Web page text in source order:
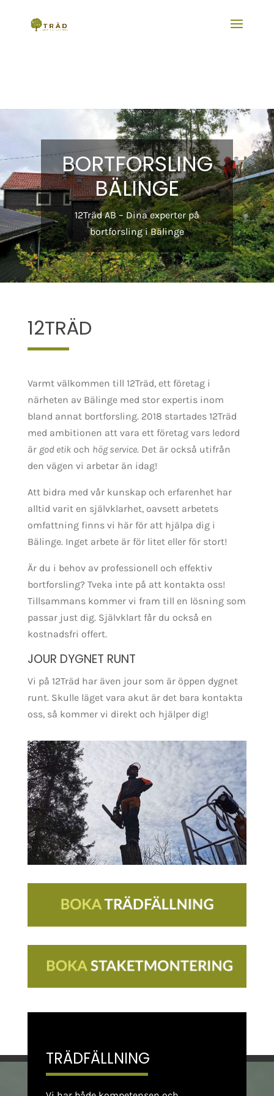
BORTFORSLING
BÄLINGE
12Träd AB – Dina experter på
bortforsling i Bälinge
12TRÄD
Varmt välkommen till 12Träd, ett företag i
närheten av Bälinge med stor expertis inom
bland annat bortforsling. 2018 startades 12Träd
med ambitionen att vara ett företag vars ledord
är god etikoch hög service. Det är också utifrån
den vägen vi arbetar än idag!
Att bidra med vår kunskap och erfarenhet har
alltid varit en självklarhet, oavsett arbetets
omfattning finns vi här för att hjälpa dig i
Bälinge. Inget arbete är för litet eller för stort!
Är du i behov av professionell och effektiv
bortforsling? Tveka inte på att kontakta oss!
Tillsammans kommer vi fram till en lösning som
passar just dig. Självklart får du också en
kostnadsfri offert.
JOUR DYGNET RUNT
Vi på 12Träd har även jour som är öppen dygnet
runt. Skulle läget vara akut är det bara kontakta
oss, så kommer vi direkt och hjälper dig!
TRÄDFÄLLNING